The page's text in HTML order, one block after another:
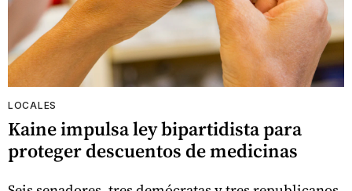
LOCALES
Kaine impulsa ley bipartidista para
proteger descuentos de medicinas